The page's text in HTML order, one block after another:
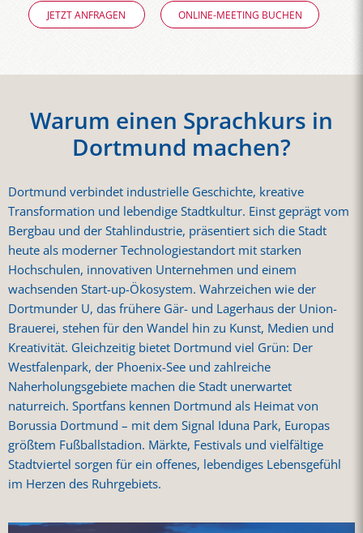
JETZT ANFRAGEN ONLINE-MEETING BUCHEN
Warum einen Sprachkurs in
Dortmund machen?
Dortmund verbindet industrielle Geschichte, kreative
Transformation und lebendige Stadtkultur. Einst geprägt vom
Bergbau und der Stahlindustrie, präsentiert sich die Stadt
heute als moderner Technologiestandort mit starken
Hochschulen, innovativen Unternehmen und einem
wachsenden Start-up-Ökosystem. Wahrzeichen wie der
Dortmunder U, das frühere Gär- und Lagerhaus der Union-
Brauerei, stehen für den Wandel hin zu Kunst, Medien und
Kreativität. Gleichzeitig bietet Dortmund viel Grün: Der
Westfalenpark, der Phoenix-See und zahlreiche
Naherholungsgebiete machen die Stadt unerwartet
naturreich. Sportfans kennen Dortmund als Heimat von
Borussia Dortmund – mit dem Signal Iduna Park, Europas
größtem Fußballstadion. Märkte, Festivals und vielfältige
Stadtviertel sorgen für ein offenes, lebendiges Lebensgefühl
im Herzen des Ruhrgebiets.